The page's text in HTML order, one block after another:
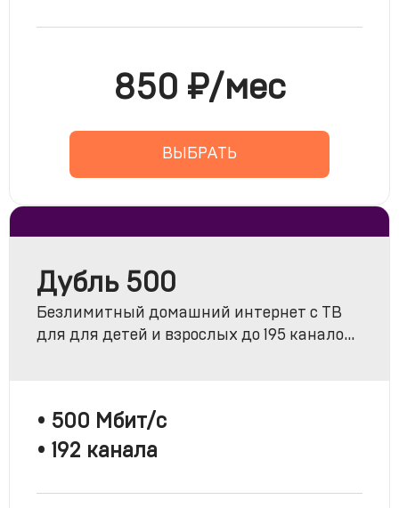
850 ₽/мес
ВЫБРАТЬ
Дубль 500
Безлимитный домашний интернет с ТВ
для для детей и взрослых до 195 каналов
• 500 Мбит/с
• 192 канала